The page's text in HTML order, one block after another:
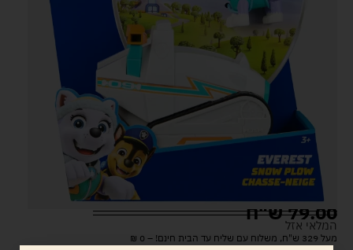
79.00ש"ח
המלאי אזל
מעל 329 ש"ח, משלוח עם שליח עד הבית חינם! – 0 ₪